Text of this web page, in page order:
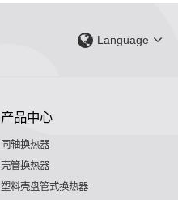
Language
产品中心
同轴换热器
壳管换热器
塑料壳盘管式换热器